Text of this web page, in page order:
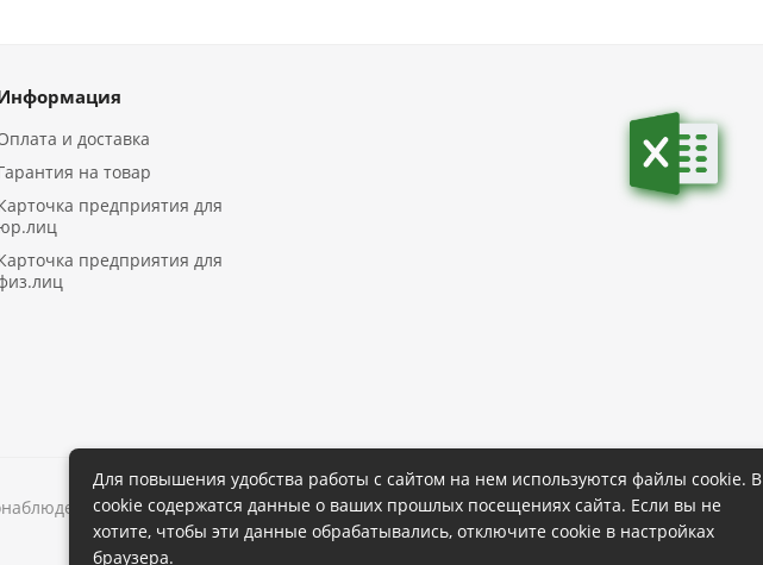
и доставка
на товар
предприятия для
предприятия для
в ИркутскеПолитика конфиденциальности
Для повышения удобства работы с сайтом на нем используются файлы cookie. В
cookie содержатся данные о ваших прошлых посещениях сайта. Если вы не
хотите, чтобы эти данные обрабатывались, отключите cookie в настройках
браузера.